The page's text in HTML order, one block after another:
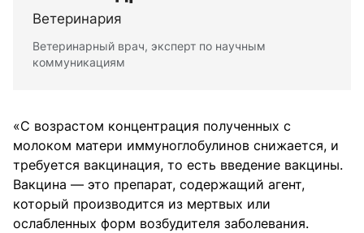
Ветеринария
Ветеринарный врач, эксперт по научным
коммуникациям
«С возрастом концентрация полученных с
молоком матери иммуноглобулинов снижается, и
требуется вакцинация, то есть введение вакцины.
Вакцина — это препарат, содержащий агент,
который производится из мертвых или
ослабленных форм возбудителя заболевания.